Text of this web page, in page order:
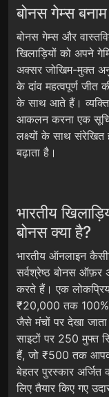
बोनस गेम्स
बोनस गेम्स और
खिलाड़ियों को अपने
अक्सर जोखिम-मुक्त
के दांव महत्वपूर्ण जीत
के साथ आते हैं।
आकलन करना एक सूचित
लक्ष्यों के साथ
बढ़ाता है।
भारतीय
बोनस क्या है?
भारतीय ऑनलाइन
सर्वश्रेष्ठ बोनस
करते हैं। एक
₹20,000 तक
जैसे मंचों पर देखा
साइटों पर 250 मुफ्त
हैं, जो ₹500 तक
बेहतर पुरस्कार
लिए तैयार किए गए